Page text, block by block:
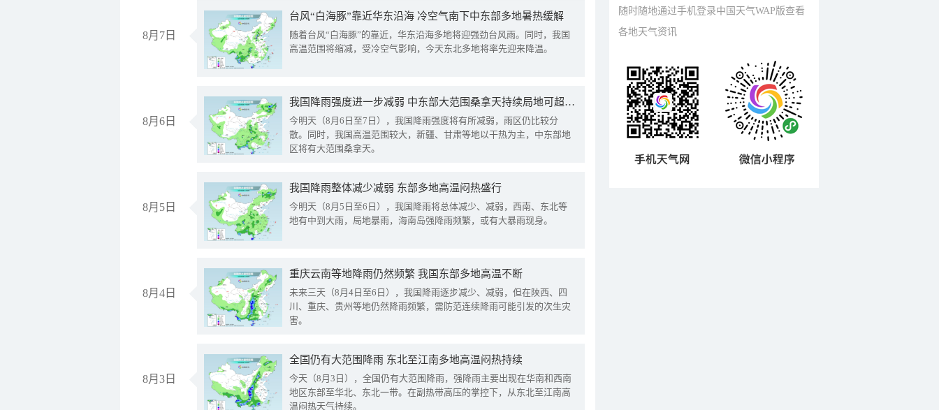
8月7日
台风“白海豚”靠近华东沿海 冷空气南下中东部多地暑热缓解
随着台风“白海豚”的靠近，华东沿海多地将迎强劲台风雨。同时，我国
高温范围将缩减，受冷空气影响，今天东北多地将率先迎来降温。
8月6日
我国降雨强度进一步减弱 中东部大范围桑拿天持续局地可超38℃
今明天（8月6日至7日），我国降雨强度将有所减弱，雨区仍比较分
散。同时，我国高温范围较大，新疆、甘肃等地以干热为主，中东部地
区将有大范围桑拿天。
8月5日
我国降雨整体减少减弱 东部多地高温闷热盛行
今明天（8月5日至6日），我国降雨将总体减少、减弱，西南、东北等
地有中到大雨，局地暴雨，海南岛强降雨频繁，或有大暴雨现身。
8月4日
重庆云南等地降雨仍然频繁 我国东部多地高温不断
未来三天（8月4日至6日），我国降雨逐步减少、减弱，但在陕西、四
川、重庆、贵州等地仍然降雨频繁，需防范连续降雨可能引发的次生灾
害。
8月3日
全国仍有大范围降雨 东北至江南多地高温闷热持续
今天（8月3日），全国仍有大范围降雨，强降雨主要出现在华南和西南
地区东部至华北、东北一带。在副热带高压的掌控下，从东北至江南高
温闷热天气持续。
随时随地通过手机登录中国天气WAP版查看
各地天气资讯